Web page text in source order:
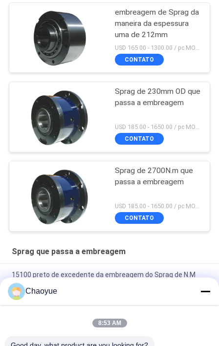
embreagem de Sprag da
maneira da espessura
uma de 212mm
USD 165.00 - 1300.00 / pc MOQ:1 PC
CONTATO
Sprag de 230mm OD que
passa a embreagem
USD 185.00 - 1650.00 / pc MOQ:1 PC
CONTATO
Sprag de 2700N.m que
passa a embreagem
USD 185.00 - 1650.00 / pc MOQ:1 PC
CONTATO
Sprag que passa a embreagem
15100 preto de excedente da embreagem do Sprag de N.M
Outer Diameter 310mm
Carregamento unidirecional da embreagem da identificação
de CKZF-C 700N.M 40mm apoiado
Chaoyue
8:53 AM